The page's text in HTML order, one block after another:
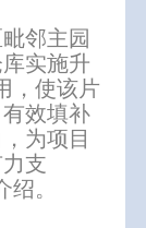
邻主园
实施升
，使该片
效填补
为项目
支
。